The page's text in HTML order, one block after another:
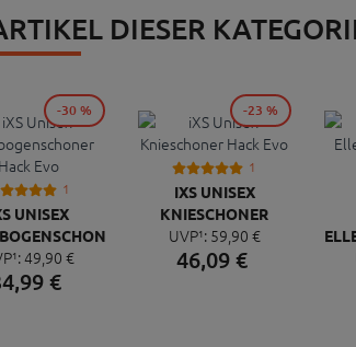
DIESER
1
UNISEX
EVO
49,90 €
99 €
-30 %
1
IXS UNISEX
KNIESCHONER
HACK EVO
UVP¹: 59,90 €
46,09 €
-23 %